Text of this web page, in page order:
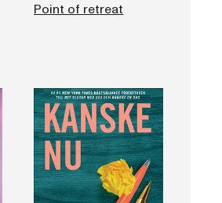
Point of retreat